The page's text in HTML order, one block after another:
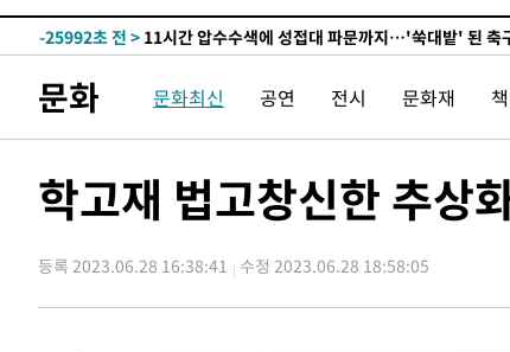
-25992초 전 > 11시간 압수수색에 성접대 파문까지…'쑥대밭' 된 축
병태 후임
-21372초 전 >
[속보]국힘 윤리위, '돌려차기 발언' 진종오·서범수
-16697초 전 >[속보] 7월 중국 수출 23.9%↑ 수입 27.5%↑…무역
-13723초 전 >[속보]종합특검, '관저이전 봐주기 감사' 유병호 구속
-9573초 전 >[속보]'300억원대 사기 혐의' 차가원 대표 구속 송치
-8767초 전 >"미 전국적 살모네라 식중독 원인은 멕시코산 할라피
문화 문화최신 공연 전시 문화재 책
학고재 법고창신한 추상
등록 2023.06.28 16:38:41 수정 2023.06.28 18:58:05